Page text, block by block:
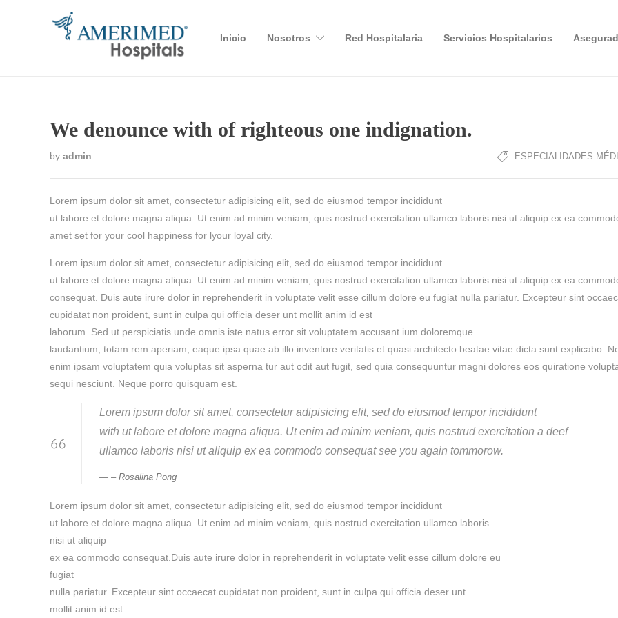
Inicio Nosotros Red Hospitalaria Servicios Hospitalarios
We denounce with of righteous one indignation.
by admin ESPECIALIDADES
Lorem ipsum dolor sit amet, consectetur adipisicing elit, sed do eiusmod tempor incididunt
ut labore et dolore magna aliqua. Ut enim ad minim veniam, quis nostrud exercitation ullamco laboris nisi ut aliquip ex ea
amet set for your cool happiness for lyour loyal city.
Lorem ipsum dolor sit amet, consectetur adipisicing elit, sed do eiusmod tempor incididunt
ut labore et dolore magna aliqua. Ut enim ad minim veniam, quis nostrud exercitation ullamco laboris nisi ut aliquip ex ea
consequat. Duis aute irure dolor in reprehenderit in voluptate velit esse cillum dolore eu fugiat nulla pariatur. Excepteur sint
cupidatat non proident, sunt in culpa qui officia deser unt mollit anim id est
laborum. Sed ut perspiciatis unde omnis iste natus error sit voluptatem accusant ium doloremque
laudantium, totam rem aperiam, eaque ipsa quae ab illo inventore veritatis et quasi architecto beatae vitae dicta sunt explicabo.
enim ipsam voluptatem quia voluptas sit asperna tur aut odit aut fugit, sed quia consequuntur magni dolores eos quiratione
sequi nesciunt. Neque porro quisquam est.
Lorem ipsum dolor sit amet, consectetur adipisicing elit, sed do eiusmod tempor incididunt
with ut labore et dolore magna aliqua. Ut enim ad minim veniam, quis nostrud exercitation a deef
ullamco laboris nisi ut aliquip ex ea commodo consequat see you again tommorow.
– Rosalina Pong
Lorem ipsum dolor sit amet, consectetur adipisicing elit, sed do eiusmod tempor incididunt
ut labore et dolore magna aliqua. Ut enim ad minim veniam, quis nostrud exercitation ullamco laboris
nisi ut aliquip
ex ea commodo consequat.Duis aute irure dolor in reprehenderit in voluptate velit esse cillum dolore eu
fugiat
nulla pariatur. Excepteur sint occaecat cupidatat non proident, sunt in culpa qui officia deser unt
mollit anim id est